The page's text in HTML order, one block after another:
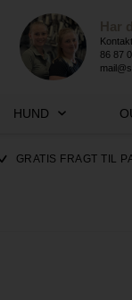
Har
86 87
HUND
GRATIS FRAGT TIL